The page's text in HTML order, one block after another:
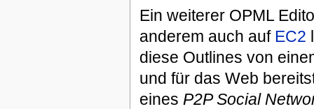
Ein weiterer OPML
anderem auch auf EC2
diese Outlines von
und für das Web
eines P2P Social